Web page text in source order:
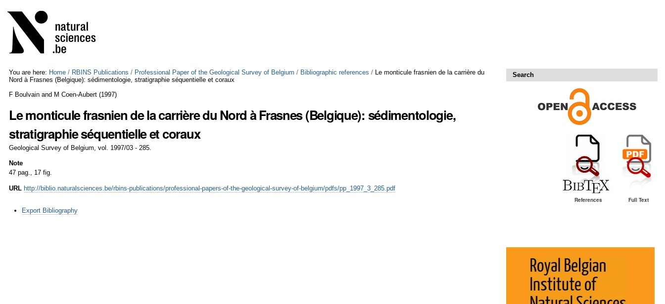
to
content.
Skip
to
navigation
tools
You are here: Home / RBINS Publications / Professional Paper of the Geological Survey of Belgium / Bibliographic references / Le monticule frasnien de la carrière du
Nord à Frasnes (Belgique): sédimentologie, stratigraphie séquentielle et coraux
F Boulvain and M Coen-Aubert (1997)
Le monticule frasnien de la carrière du Nord à Frasnes (Belgique): sédimentologie,
stratigraphie séquentielle et coraux
Geological Survey of Belgium, vol. 1997/03 - 285.
Note
47 pag., 17 fig.
URL http://biblio.naturalsciences.be/rbins-publications/professional-papers-of-the-geological-survey-of-belgium/pdfs/pp_1997_3_285.pdf
ActionsExport Bibliography
Search
References Full Text